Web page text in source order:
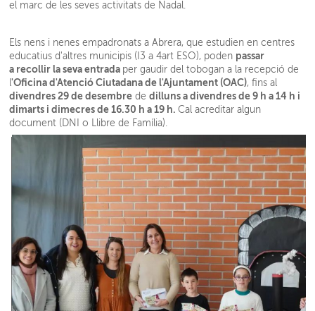
el marc de les seves activitats de Nadal.
Els nens i nenes empadronats a Abrera, que estudien en centres
educatius d'altres municipis (I3 a 4art ESO), poden passar
a recollir la seva entrada per gaudir del tobogan a la recepció de
l'Oficina d'Atenció Ciutadana de l'Ajuntament (OAC), fins al
divendres 29 de desembre dedilluns a divendres de 9 h a 14 h i
dimarts i dimecres de 16.30 h a 19 h.Cal acreditar algun
document (DNI o Llibre de Família).